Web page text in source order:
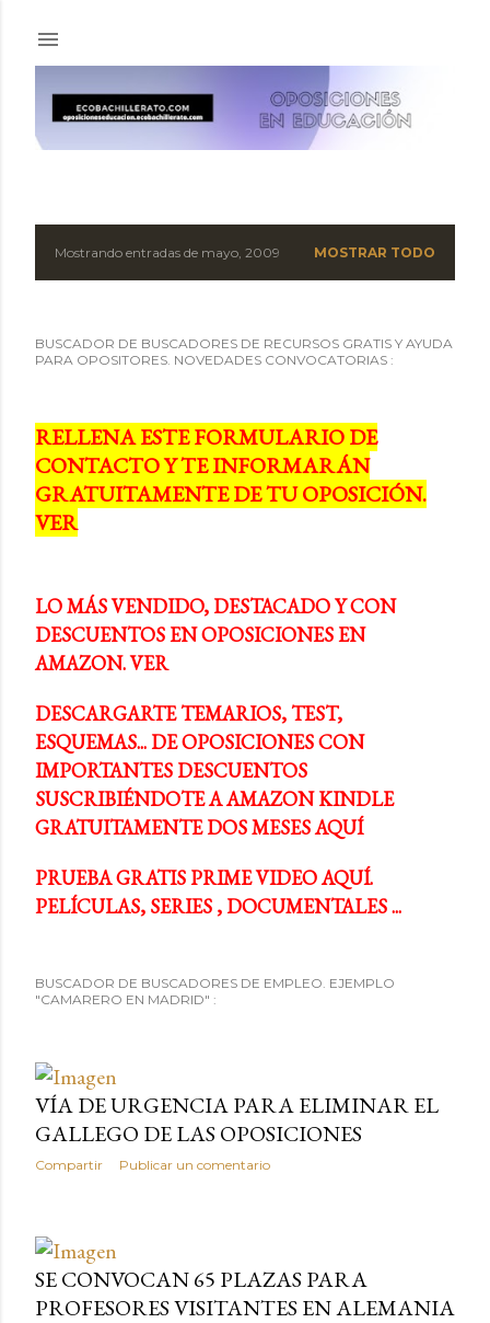
E
t
a
d
a
Mostrando entradas de mayo, 2009 MOSTRAR TODO
BUSCADOR DE BUSCADORES DE RECURSOS GRATIS Y AYUDA
PARA OPOSITORES. NOVEDADES CONVOCATORIAS :
RELLENA ESTE FORMULARIO DE
CONTACTO Y TE INFORMARÁN
GRATUITAMENTE DE TU OPOSICIÓN.
VER
LO MÁS VENDIDO, DESTACADO Y CON
DESCUENTOS EN OPOSICIONES EN
AMAZON. VER
DESCARGARTE TEMARIOS, TEST,
ESQUEMAS... DE OPOSICIONES CON
IMPORTANTES DESCUENTOS
SUSCRIBIÉNDOTE A AMAZON KINDLE
GRATUITAMENTE DOS MESES AQUÍ
PRUEBA GRATIS PRIME VIDEO AQUÍ.
PELÍCULAS, SERIES , DOCUMENTALES ...
BUSCADOR DE BUSCADORES DE EMPLEO. EJEMPLO
"CAMARERO EN MADRID" :
VÍA DE URGENCIA PARA ELIMINAR EL
GALLEGO DE LAS OPOSICIONES
Compartir Publicar un comentario
SE CONVOCAN 65 PLAZAS PARA
PROFESORES VISITANTES EN ALEMANIA